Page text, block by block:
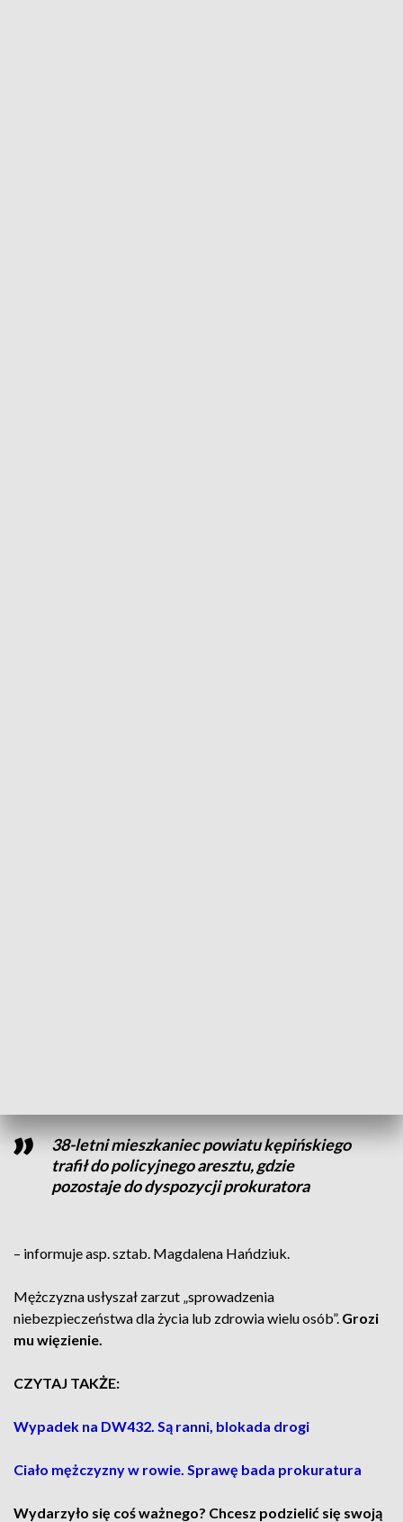
38-letni mieszkaniec powiatu kępińskiego
trafił do policyjnego aresztu, gdzie
pozostaje do dyspozycji prokuratora
– informuje asp. sztab. Magdalena Hańdziuk.
Mężczyzna usłyszał zarzut „sprowadzenia
niebezpieczeństwa dla życia lub zdrowia wielu osób”. Grozi
mu więzienie.
CZYTAJ TAKŻE:
Wypadek na DW432. Są ranni, blokada drogi
Ciało mężczyzny w rowie. Sprawę bada prokuratura
Wydarzyło się coś ważnego? Chcesz podzielić się swoją